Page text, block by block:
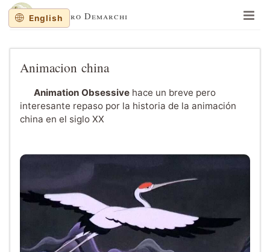
Lisandro Demarchi
Memorias y balanceos
Cuaderno de dibujos
English
Animacion china
Animation Obsessivehace un breve pero
interesante repaso por la historia de la animación
china en el siglo XX
English